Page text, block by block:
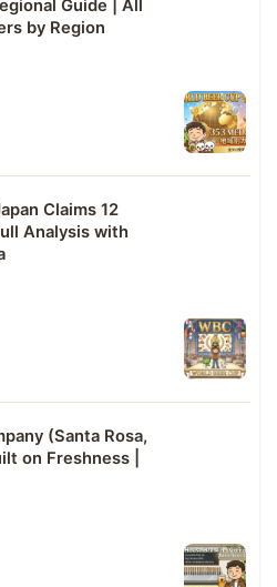
Guide | All
by Region
Claims 12
Analysis with
(Santa Rosa,
on Freshness |